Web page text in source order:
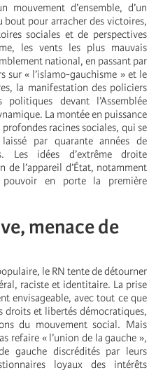
mouvement d’ensemble, d’un
bout pour arracher des victoires,
sociales et de perspectives
les vents les plus mauvais
national, en passant par
sur « l’islamo-gauchisme » et le
la manifestation des policiers
devant l’Assemblée
La montée en puissance
racines sociales, qui se
par quarante années de
Les idées d’extrême droite
de l’appareil d’État, notamment
en porte la première
menace de
le RN tente de détourner
raciste et identitaire. La prise
envisageable, avec tout ce que
droits et libertés démocratiques,
du mouvement social. Mais
refaire « l’union de la gauche »,
gauche discrédités par leurs
loyaux des intérêts